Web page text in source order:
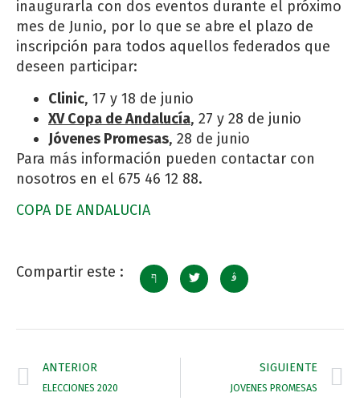
inaugurarla con dos eventos durante el próximo
mes de Junio, por lo que se abre el plazo de
inscripción para todos aquellos federados que
deseen participar:
Clinic, 17 y 18 de junio
XV Copa de Andalucía, 27 y 28 de junio
Jóvenes Promesas, 28 de junio
Para más información pueden contactar con
nosotros en el 675 46 12 88.
COPA DE ANDALUCIA
Compartir este :
ANTERIOR
ELECCIONES 2020
SIGUIENTE
JOVENES PROMESAS